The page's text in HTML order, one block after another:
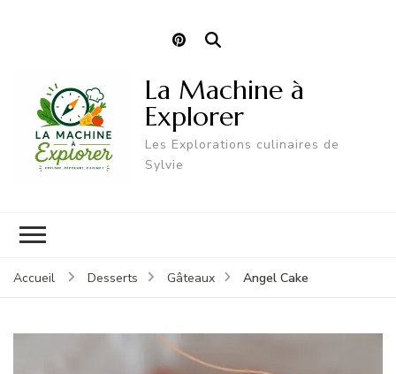
La Machine à
Explorer
Les Explorations culinaires de
Sylvie
Accueil Desserts Gâteaux Angel Cake